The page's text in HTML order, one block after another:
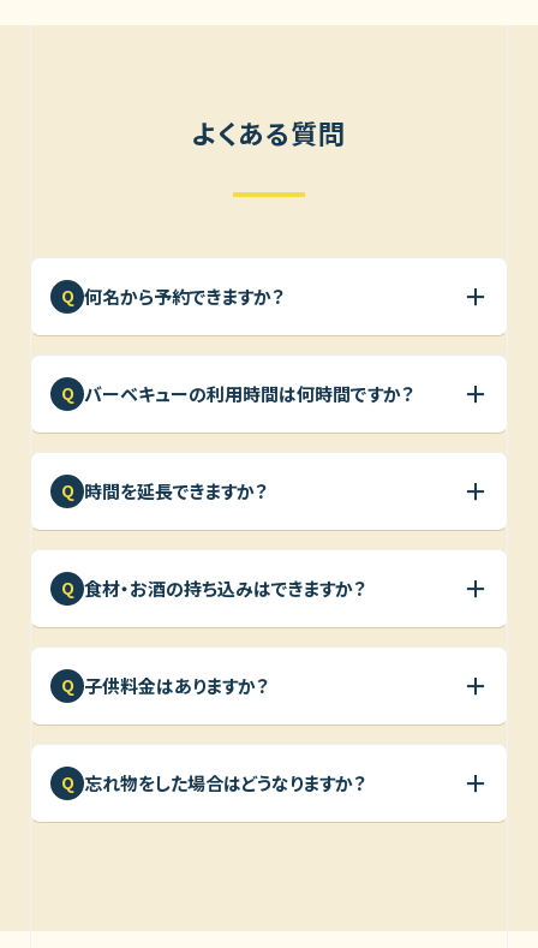
よくある質問
Q 何名から予約できますか？ ＋
Q バーベキューの利用時間は何時間ですか？ ＋
Q 時間を延長できますか？ ＋
Q 食材・お酒の持ち込みはできますか？ ＋
Q 子供料金はありますか？ ＋
Q 忘れ物をした場合はどうなりますか？ ＋